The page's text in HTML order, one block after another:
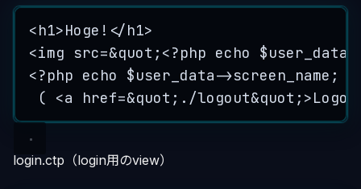
<h1>Hoge! </h1>
<img src=&quot;<?php echo $user_data-
<?php echo $user_data->screen_name;
( <a href=&quot;./
login.ctp（login用のview）